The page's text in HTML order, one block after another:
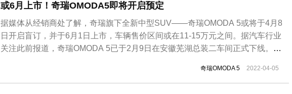
或6月上市！奇瑞OMODA5即将开启预定
据媒体从经销商处了解，奇瑞旗下全新中型SUV——奇瑞OMODA 5或将于4月8
日开启盲订，并于6月1日上市，车辆售价区间或在11-15万元之间。据汽车行业
关注此前报道，奇瑞OMODA 5已于2月9日在安徽芜湖总装二车间正式下线。目
联网开启了OMODA 5车型中文名的征名活动，经过线上征集、官方评选等多项环
节后，入选TOP ...
奇瑞OMODA 5 2022-04-05